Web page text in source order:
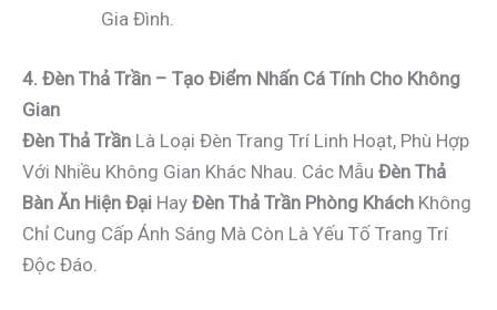
Gia Đình.
4. Đèn Thả Trần – Tạo Điểm Nhấn Cá Tính Cho Không
Gian
Đèn Thả Trần Là Loại Đèn Trang Trí Linh Hoạt, Phù Hợp
Với Nhiều Không Gian Khác Nhau. Các Mẫu Đèn Thả
Bàn Ăn Hiện Đại Hay Đèn Thả Trần Phòng Khách Không
Chỉ Cung Cấp Ánh Sáng Mà Còn Là Yếu Tố Trang Trí
Độc Đáo.